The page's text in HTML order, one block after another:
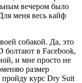
вечером было
меня весь кайф
собакой. Да, это
болтают в Facebook,
и мне просто не
размер
курс Dry Suit